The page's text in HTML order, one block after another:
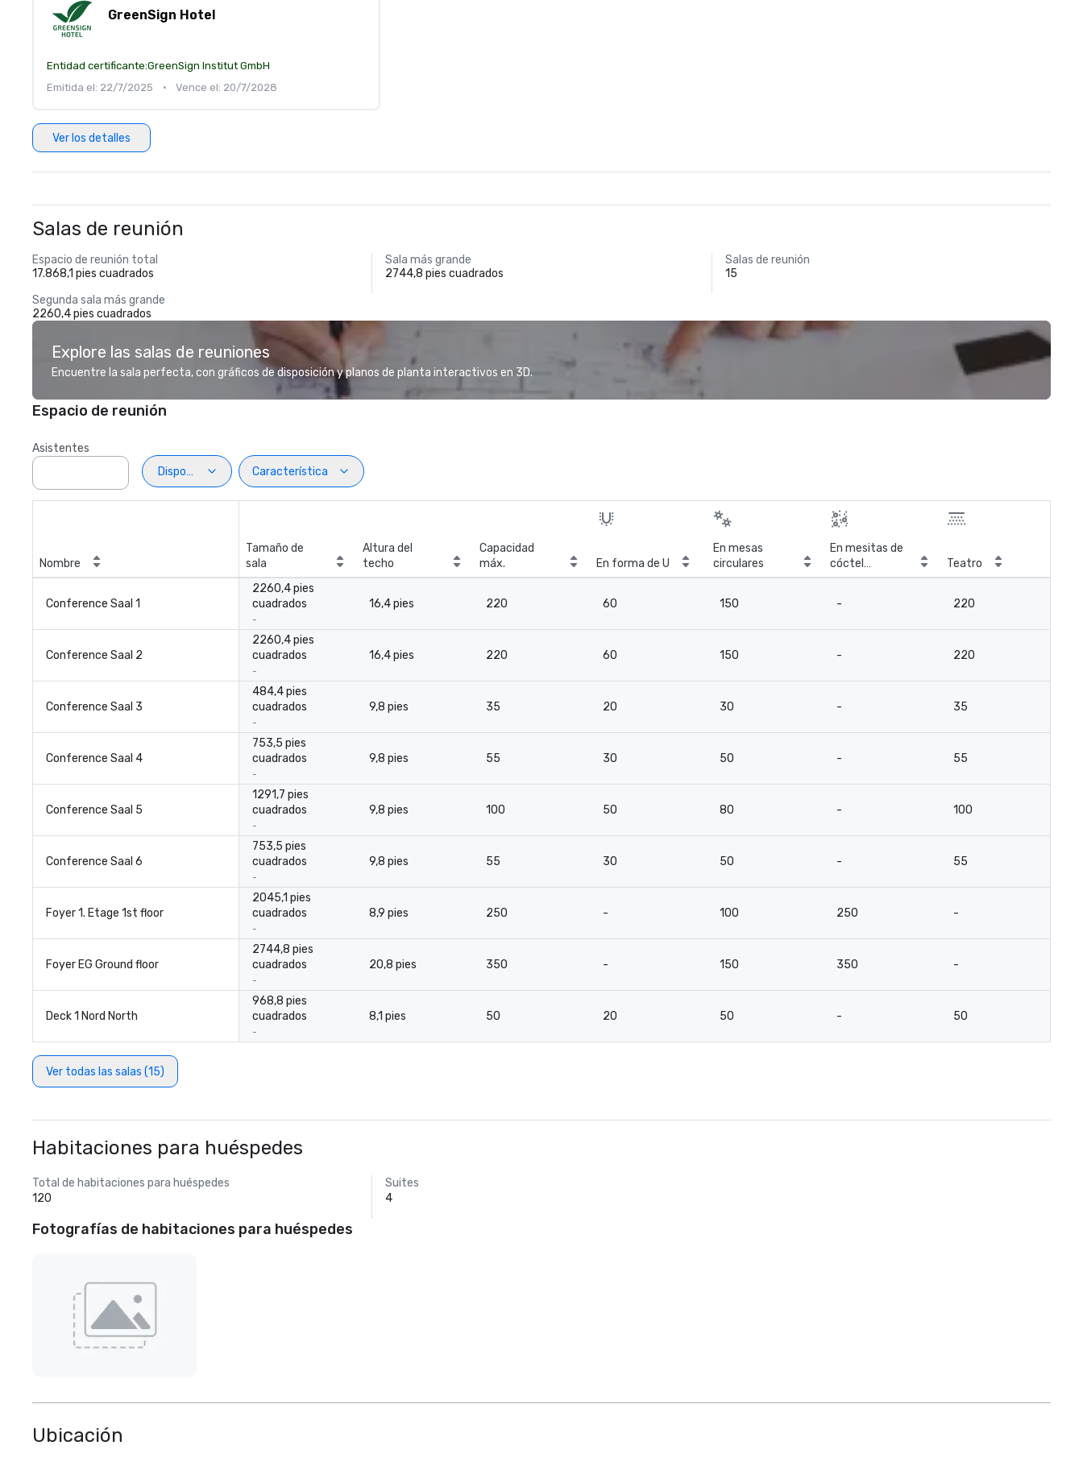
GreenSign Hotel
Entidad certificante:GreenSign Institut GmbH
Emitida el: 22/7/2025
• Vence el: 20/7/2028
Ver los detalles
Salas de reunión
Espacio de reunión total
17.868,1 pies cuadrados
Sala más grande
2744,8 pies cuadrados
Salas de reunión
15
Segunda sala más grande
2260,4 pies cuadrados
Explore las salas de reuniones
Encuentre la sala perfecta, con gráficos de disposición y planos de planta interactivos en 3D.
Espacio de reunión
Asistentes
Disposiciön
Característica
Nombre
Tamaño de
sala
Altura del
techo
Capacidad
máx.
En forma de U
En mesas
circulares
En mesitas de
cóctel
circulares
Teatro
Conference Saal 1
2260,4 pies
cuadrados
-
16,4 pies 220 60 150 - 220
Conference Saal 2
2260,4 pies
cuadrados
-
16,4 pies 220 60 150 - 220
Conference Saal 3
484,4 pies
cuadrados
-
9,8 pies 35 20 30 - 35
Conference Saal 4
753,5 pies
cuadrados
-
9,8 pies 55 30 50 - 55
Conference Saal 5
1291,7 pies
cuadrados
-
9,8 pies 100 50 80 - 100
Conference Saal 6
753,5 pies
cuadrados
-
9,8 pies 55 30 50 - 55
Foyer 1. Etage 1st floor
2045,1 pies
cuadrados
-
8,9 pies 250 - 100 250 -
Foyer EG Ground floor
2744,8 pies
cuadrados
-
20,8 pies 350 - 150 350 -
Deck 1 Nord North
968,8 pies
cuadrados
-
8,1 pies 50 20 50 - 50
Ver todas las salas (15)
Habitaciones para huéspedes
Total de habitaciones para huéspedes
120
Suites
4
Fotografías de habitaciones para huéspedes
Ubicación